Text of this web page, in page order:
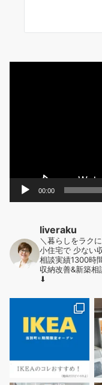
00:00
liveraku
＼暮らしをラク
小住宅で 少ない
相談実績1300時
収納改善&新築相
⬇︎